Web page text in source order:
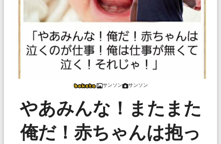
サンソン サンソン
やあみんな！またまた
俺だ！赤ちゃんは抱っ